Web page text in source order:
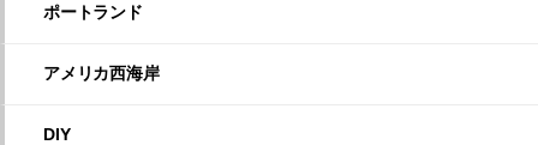
ポートランド
アメリカ西海岸
DIY